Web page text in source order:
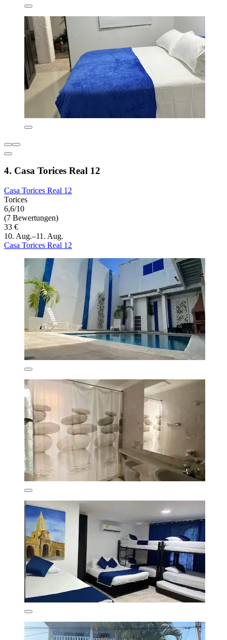
4. Casa Torices Real 12
Casa Torices Real 12
Torices
6,6/10
(7 Bewertungen)
33 €
10. Aug.–11. Aug.
Casa Torices Real 12